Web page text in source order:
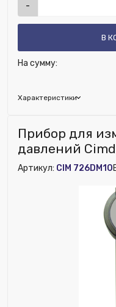
Характеристики
-
В
На сумму:
Бренд:USYSTEMS
Прибор для
давлений
Артикул: CIM 726DM10